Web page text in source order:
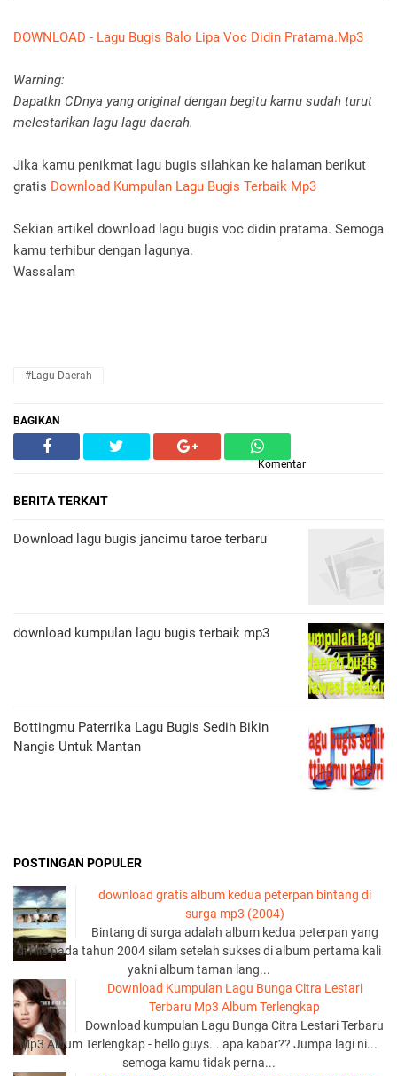
DOWNLOAD - Lagu Bugis Balo Lipa Voc Didin Pratama.Mp3
Warning:
Dapatkn CDnya yang original dengan begitu kamu sudah turut
melestarikan lagu-lagu daerah.
Jika kamu penikmat lagu bugis silahkan ke halaman berikut
gratis Download Kumpulan Lagu Bugis Terbaik Mp3
Sekian artikel download lagu bugis voc didin pratama. Semoga
kamu terhibur dengan lagunya.
Wassalam
#Lagu Daerah
BAGIKAN
Komentar
BERITA TERKAIT
Download lagu bugis jancimu taroe terbaru
download kumpulan lagu bugis terbaik mp3
Bottingmu Paterrika Lagu Bugis Sedih Bikin
Nangis Untuk Mantan
POSTINGAN POPULER
download gratis album kedua peterpan bintang di
surga mp3 (2004)
Bintang di surga adalah album kedua peterpan yang
di rilis pada tahun 2004 silam setelah sukses di album pertama kali
yakni album taman lang...
Download Kumpulan Lagu Bunga Citra Lestari
Terbaru Mp3 Album Terlengkap
Download kumpulan Lagu Bunga Citra Lestari Terbaru
Mp3 Album Terlengkap - hello guys... apa kabar?? Jumpa lagi ni...
semoga kamu tidak perna...